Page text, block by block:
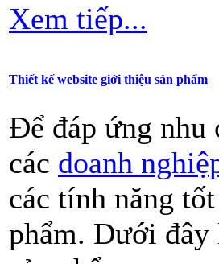
Xem tiếp...
Thiết kế website giới thiệu sản phẩm
Để đáp ứng nhu
các doanh
các tính năng
phẩm. Dưới đây